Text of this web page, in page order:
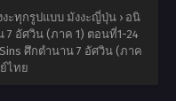
ะทุกรูปแบบ มังงะญี่ปุ่น › อนิ
7 อัศวิน (ภาค 1) ตอนที่1-24
Sins ศึกตำนาน 7 อัศวิน (ภาค
ไทย